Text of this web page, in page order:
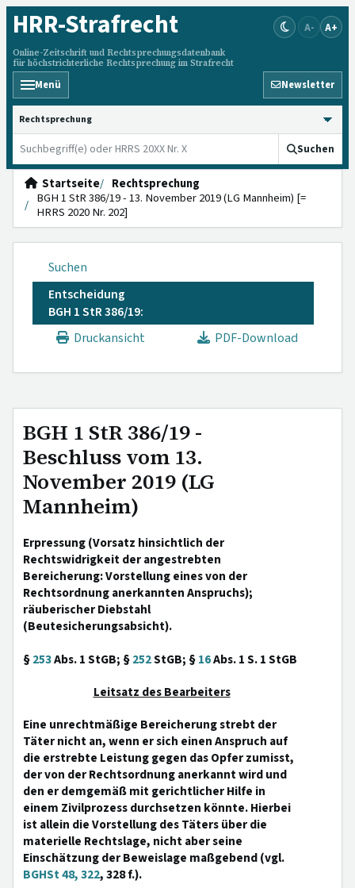
HRR-Strafrecht
Online-Zeitschrift und Rechtsprechungsdatenbank
für höchstrichterliche Rechtsprechung im Strafrecht
A- A+
Menü Newsletter
HRRS durchsuchen
Suchen
Startseite
Rechtsprechung
BGH 1 StR 386/19 - 13. November 2019 (LG Mannheim) [=
HRRS 2020 Nr. 202]
Suchen
Entscheidung
BGH 1 StR 386/19:
Druckansicht
PDF-Download
BGH 1 StR 386/19 -
Beschluss vom 13.
November 2019 (LG
Mannheim)
Erpressung (Vorsatz hinsichtlich der
Rechtswidrigkeit der angestrebten
Bereicherung: Vorstellung eines von der
Rechtsordnung anerkannten Anspruchs);
räuberischer Diebstahl
(Beutesicherungsabsicht).
§253Abs. 1 StGB; §252StGB; §16Abs. 1 S. 1 StGB
Leitsatz des Bearbeiters
Eine unrechtmäßige Bereicherung strebt der
Täter nicht an, wenn er sich einen Anspruch auf
die erstrebte Leistung gegen das Opfer zumisst,
der von der Rechtsordnung anerkannt wird und
den er demgemäß mit gerichtlicher Hilfe in
einem Zivilprozess durchsetzen könnte. Hierbei
ist allein die Vorstellung des Täters über die
materielle Rechtslage, nicht aber seine
Einschätzung der Beweislage maßgebend (vgl.
BGHSt 48, 322, 328 f.).